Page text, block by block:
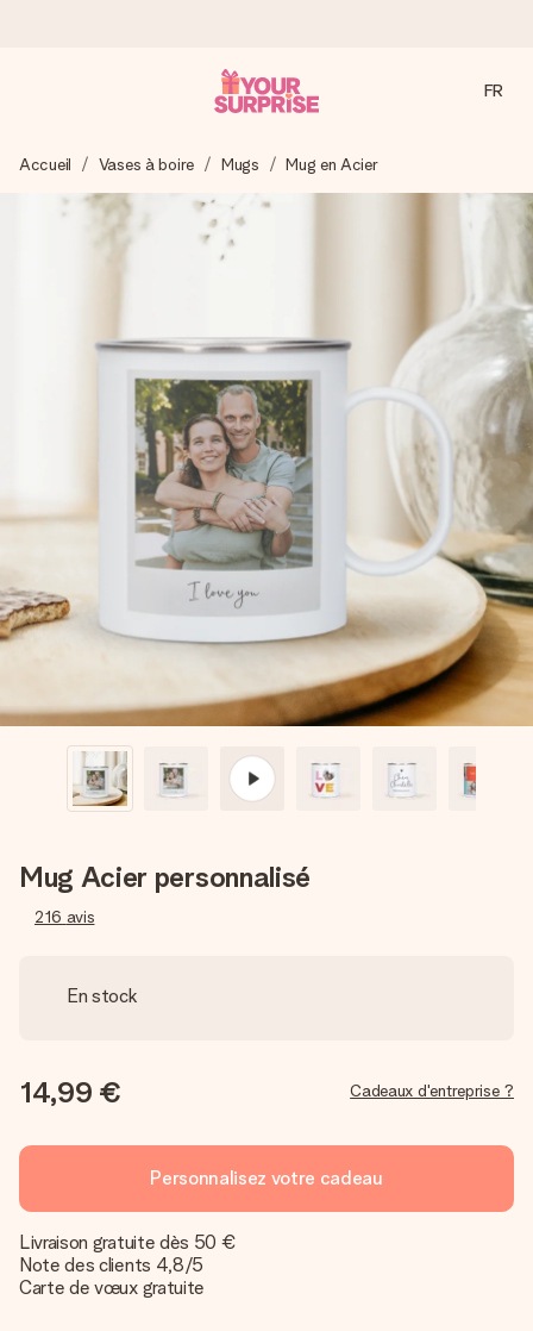
Nous préparons votre cadeau avec attention et l’envoyons
en un éclair – pour que vous puissiez l’offrir au bon moment,
quand cela compte le plus.
Nos cadeaux sont appréciés. Les clients nous attribuent
une note de 4,9 sur Google Reviews (total de tous les
pays où nous sommes présents).
Carte de vœux gratuite
Créez quelque chose d’unique en quelques étapes – avec
son prénom, votre photo ou un message qui touche le cœur.
Sans complications, juste tout l’amour pour le moment idéal.
FR
Accueil Vases à boire Mugs Mug en Acier
Mug Acier personnalisé
216 avis
En stock
14,99 € Cadeaux d'entreprise ?
Personnalisez votre cadeau
Livraison gratuite dès 50 €
Note des clients 4,8/5
Carte de vœux gratuite